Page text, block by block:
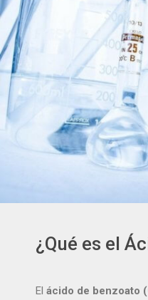
¿Qué es el
El ácido de benzoato